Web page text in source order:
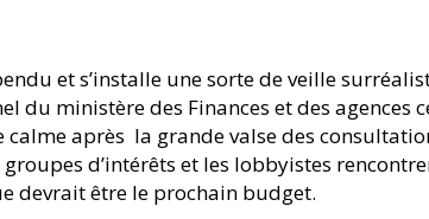
et s’installe une sorte de veille
du ministère des Finances et des
calme après la grande valse des
d’intérêts et les lobbyistes
devrait être le prochain budget.